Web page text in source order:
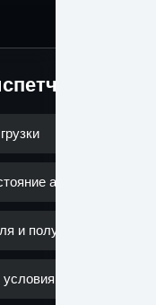
автомобиля
и получателя
передачи